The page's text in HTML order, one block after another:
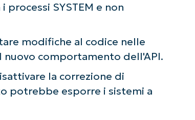
SYSTEM e non
modifiche al codice nelle
comportamento dell'API.
la correzione di
potrebbe esporre i sistemi a